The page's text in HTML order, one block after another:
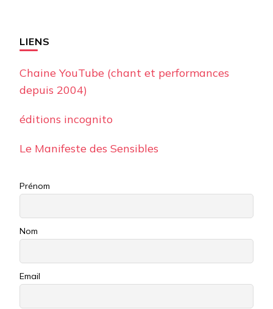
LIENS
Chaine YouTube (chant et performances
depuis 2004)
éditions incognito
Le Manifeste des Sensibles
Prénom
Nom
Email